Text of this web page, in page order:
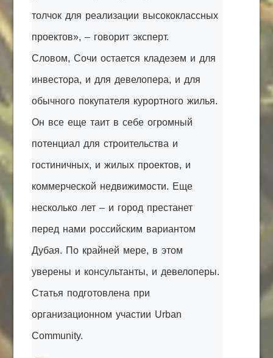
толчок для реализации высококлассных
проектов», – говорит эксперт.
Словом, Сочи остается кладезем и для
инвестора, и для девелопера, и для
обычного покупателя курортного жилья.
Он все еще таит в себе огромный
потенциал для строительства и
гостиничных, и жилых проектов, и
коммерческой недвижимости. Еще
несколько лет – и город престанет
перед нами российским вариантом
Дубая. По крайней мере, в этом
уверены и консультанты, и девелоперы.
Статья подготовлена при
организационном участии Urban
Community.